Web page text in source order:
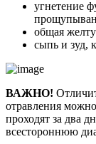
угнетение
общая
сыпь и зуд,
ВАЖНО!
отравления
проходят за два
всестороннюю